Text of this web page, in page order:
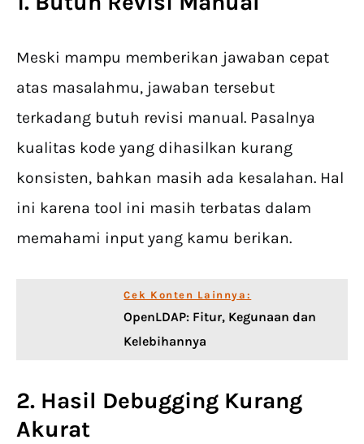
Meski mampu memberikan jawaban cepat
atas masalahmu, jawaban tersebut
terkadang butuh revisi manual. Pasalnya
kualitas kode yang dihasilkan kurang
konsisten, bahkan masih ada kesalahan. Hal
ini karena tool ini masih terbatas dalam
memahami input yang kamu berikan.
Cek Konten Lainnya:
OpenLDAP: Fitur, Kegunaan dan
Kelebihannya
2. Hasil Debugging Kurang
Akurat